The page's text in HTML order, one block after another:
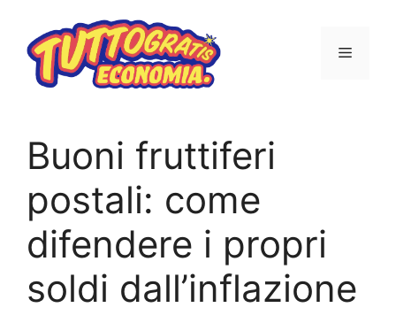
contenuto
MENU
Buoni fruttiferi
postali: come
difendere i propri
soldi dall’inflazione